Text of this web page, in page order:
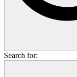
Search for: